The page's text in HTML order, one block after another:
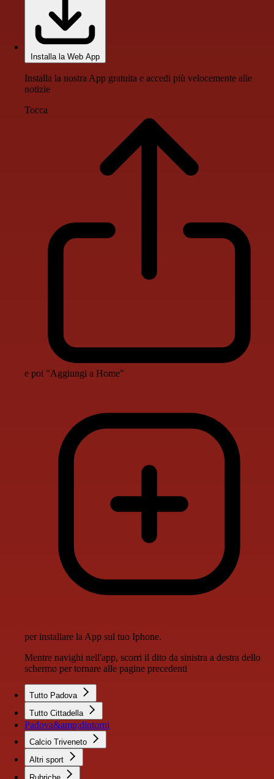
Installa la Web App
Installa la nostra App gratuita e accedi più velocemente alle
notizie
Tocca
e poi "Aggiungi a Home"
per installare la App sul tuo Iphone.
Mentre navighi nell'app, scorri il dito da sinistra a destra dello
schermo per tornare alle pagine precedenti
Tutto Padova
Tutto Cittadella
Padova&amp;dintorni
Calcio Triveneto
Altri sport